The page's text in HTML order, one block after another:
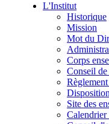
L'Institut
Historique
Mission
Mot du
Corps
Conseil
Site des
Calendrier